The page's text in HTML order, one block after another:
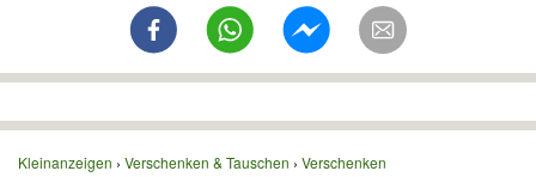
Kleinanzeigen Verschenken & Tauschen Verschenken